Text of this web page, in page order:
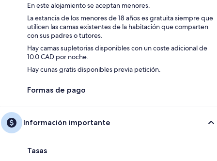
En este alojamiento se aceptan menores.
La estancia de los menores de 18 años es gratuita siempre que
utilicen las camas existentes de la habitación que comparten
con sus padres o tutores.
Hay camas supletorias disponibles con un coste adicional de
10.0 CAD por noche.
Hay cunas gratis disponibles previa petición.
Formas de pago
Información importante
Tasas